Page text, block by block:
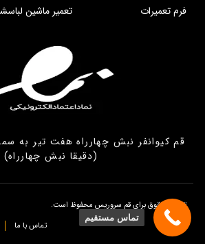
فرم تعمیرات
تعمیر ماشین
قم کیوانفر نبش چهارراه هفت تیر به
(دقیقا نبش چهارراه)
تمامی حقوق برای قم سروریس محفوظ است.
تماس با ما
تماس مستقیم